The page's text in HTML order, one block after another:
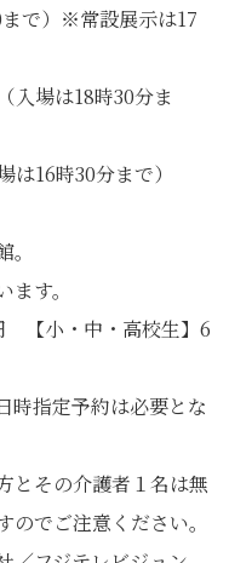
で）※常設展示は17
場は18時30分ま
時30分まで）
す。
【小・中・高校生】6
定予約は必要とな
の介護者１名は無
でご注意ください。